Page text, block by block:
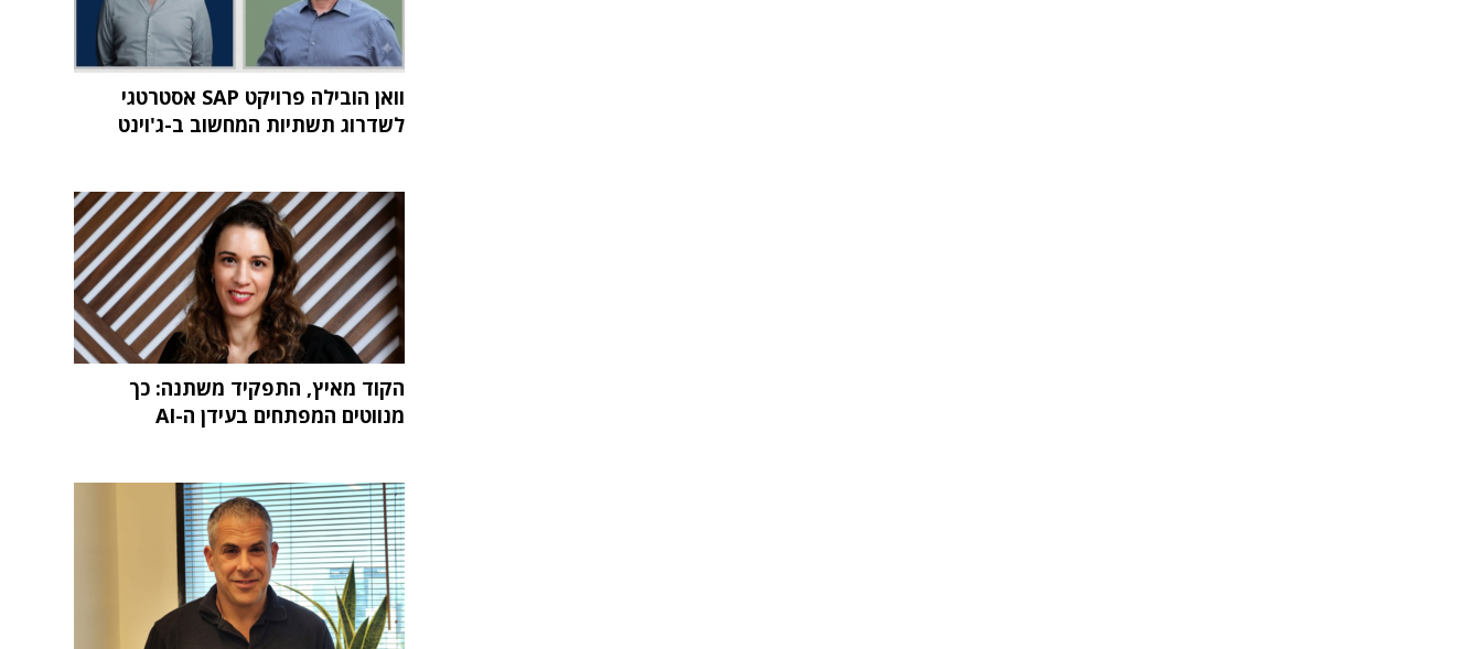
וואן הובילה פרויקט SAP אסטרטגי
לשדרוג תשתיות המחשוב ב-ג'וינט
הקוד מאיץ, התפקיד משתנה: כך
מנווטים המפתחים בעידן ה-AI